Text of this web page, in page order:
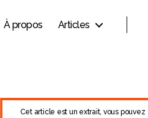
À propos Articles
Cet article est un extrait, vous pouvez